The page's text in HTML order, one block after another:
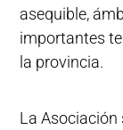
asequible,
importantes
la provincia.
La Asociación